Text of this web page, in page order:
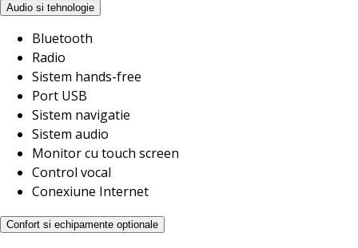
Audio si tehnologie
Bluetooth
Radio
Sistem hands-free
Port USB
Sistem navigatie
Sistem audio
Monitor cu touch screen
Control vocal
Conexiune Internet
Confort si echipamente optionale